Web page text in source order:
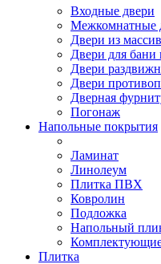
Входные двери
Межкомнатные
Двери из
Двери для бани
Двери
Двери
Дверная
Погонаж
Напольные покрытия
Ламинат
Линолеум
Плитка ПВХ
Ковролин
Подложка
Напольный
Плитка